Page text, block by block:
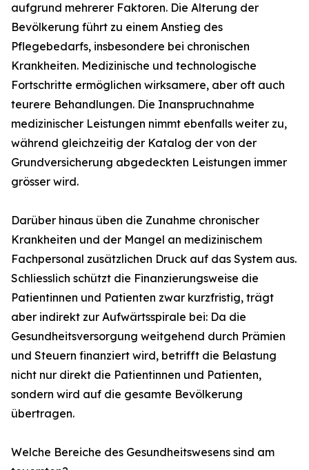
aufgrund mehrerer Faktoren. Die Alterung der
Bevölkerung führt zu einem Anstieg des
Pflegebedarfs, insbesondere bei chronischen
Krankheiten. Medizinische und technologische
Fortschritte ermöglichen wirksamere, aber oft auch
teurere Behandlungen. Die Inanspruchnahme
medizinischer Leistungen nimmt ebenfalls weiter zu,
während gleichzeitig der Katalog der von der
Grundversicherung abgedeckten Leistungen immer
grösser wird.
Darüber hinaus üben die Zunahme chronischer
Krankheiten und der Mangel an medizinischem
Fachpersonal zusätzlichen Druck auf das System aus.
Schliesslich schützt die Finanzierungsweise die
Patientinnen und Patienten zwar kurzfristig, trägt
aber indirekt zur Aufwärtsspirale bei: Da die
Gesundheitsversorgung weitgehend durch Prämien
und Steuern finanziert wird, betrifft die Belastung
nicht nur direkt die Patientinnen und Patienten,
sondern wird auf die gesamte Bevölkerung
übertragen.
Welche Bereiche des Gesundheitswesens sind am